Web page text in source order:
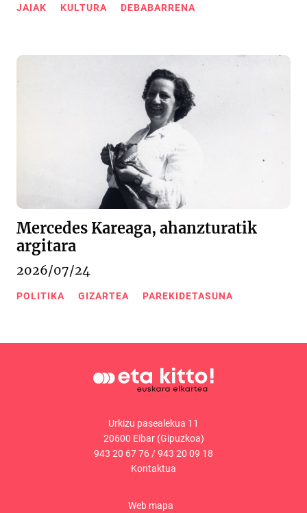
JAIAK KULTURA DEBABARRENA
Mercedes Kareaga, ahanzturatik
argitara
2026/07/24
POLITIKA GIZARTEA PAREKIDETASUNA
Urkizu pasealekua 11
20600 Eibar (Gipuzkoa)
943 20 67 76/943 20 09 18
Kontaktua
Web mapa